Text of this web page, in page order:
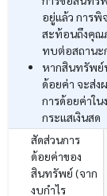
อยู่แล้ว การ
สะท้อนถึงคุณ
ทบต่อสถานะ
หากสินทรัพย์
ด้อยค่า จะส่
การด้อยค่าใน
กระแสเงินสด
สัดส่วนการ
ด้อยค่าของ
สินทรัพย์ (จาก
งบกำไร